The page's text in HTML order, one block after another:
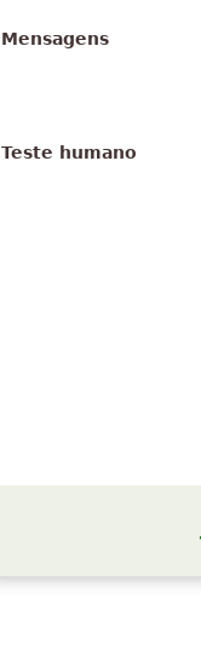
Mensagens
Teste humano